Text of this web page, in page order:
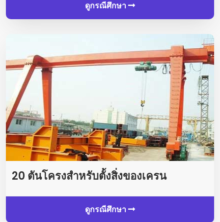
ดูกรณีศึกษา
20 ตันโครงสำหรับตั้งสิ่งของเครน
ดูกรณีศึกษา